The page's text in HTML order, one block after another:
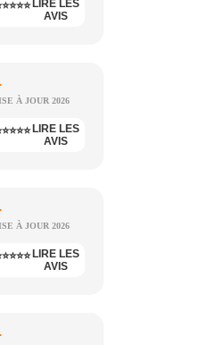
LIRE LES
AVIS
À JOUR 2026
LIRE LES
AVIS
À JOUR 2026
LIRE LES
AVIS